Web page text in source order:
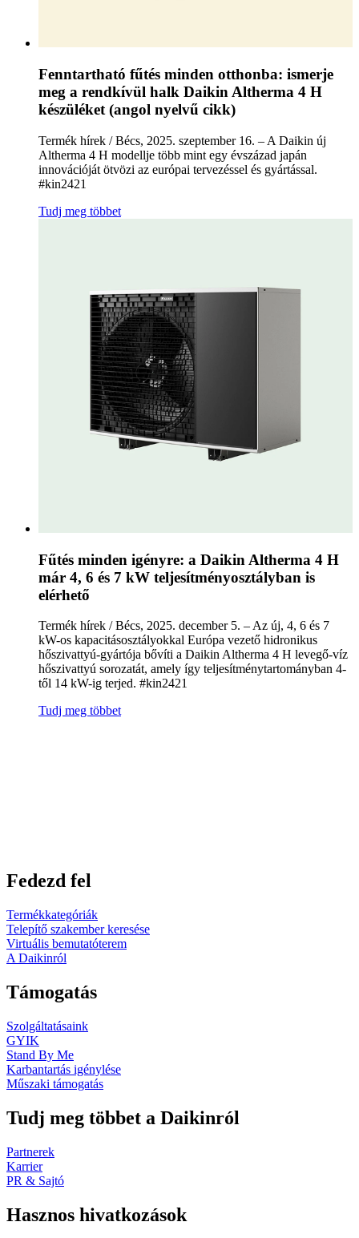
Fenntartható fűtés minden otthonba: ismerje
meg a rendkívül halk Daikin Altherma 4 H
készüléket (angol nyelvű cikk)
Termék hírek / Bécs, 2025. szeptember 16. – A Daikin új
Altherma 4 H modellje több mint egy évszázad japán
innovációját ötvözi az európai tervezéssel és gyártással.
#kin2421
Tudj meg többet
Fűtés minden igényre: a Daikin Altherma 4 H
már 4, 6 és 7 kW teljesítményosztályban is
elérhető
Termék hírek / Bécs, 2025. december 5. – Az új, 4, 6 és 7
kW-os kapacitásosztályokkal Európa vezető hidronikus
hőszivattyú-gyártója bővíti a Daikin Altherma 4 H levegő-víz
hőszivattyú sorozatát, amely így teljesítménytartományban 4-
től 14 kW-ig terjed. #kin2421
Tudj meg többet
Fedezd fel
Termékkategóriák
Telepítő szakember keresése
Virtuális bemutatóterem
A Daikinról
Támogatás
Szolgáltatásaink
GYIK
Stand By Me
Karbantartás igénylése
Műszaki támogatás
Tudj meg többet a Daikinról
Partnerek
Karrier
PR & Sajtó
Hasznos hivatkozások